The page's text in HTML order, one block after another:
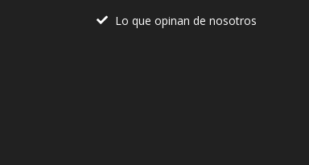
Lo que opinan de nosotros